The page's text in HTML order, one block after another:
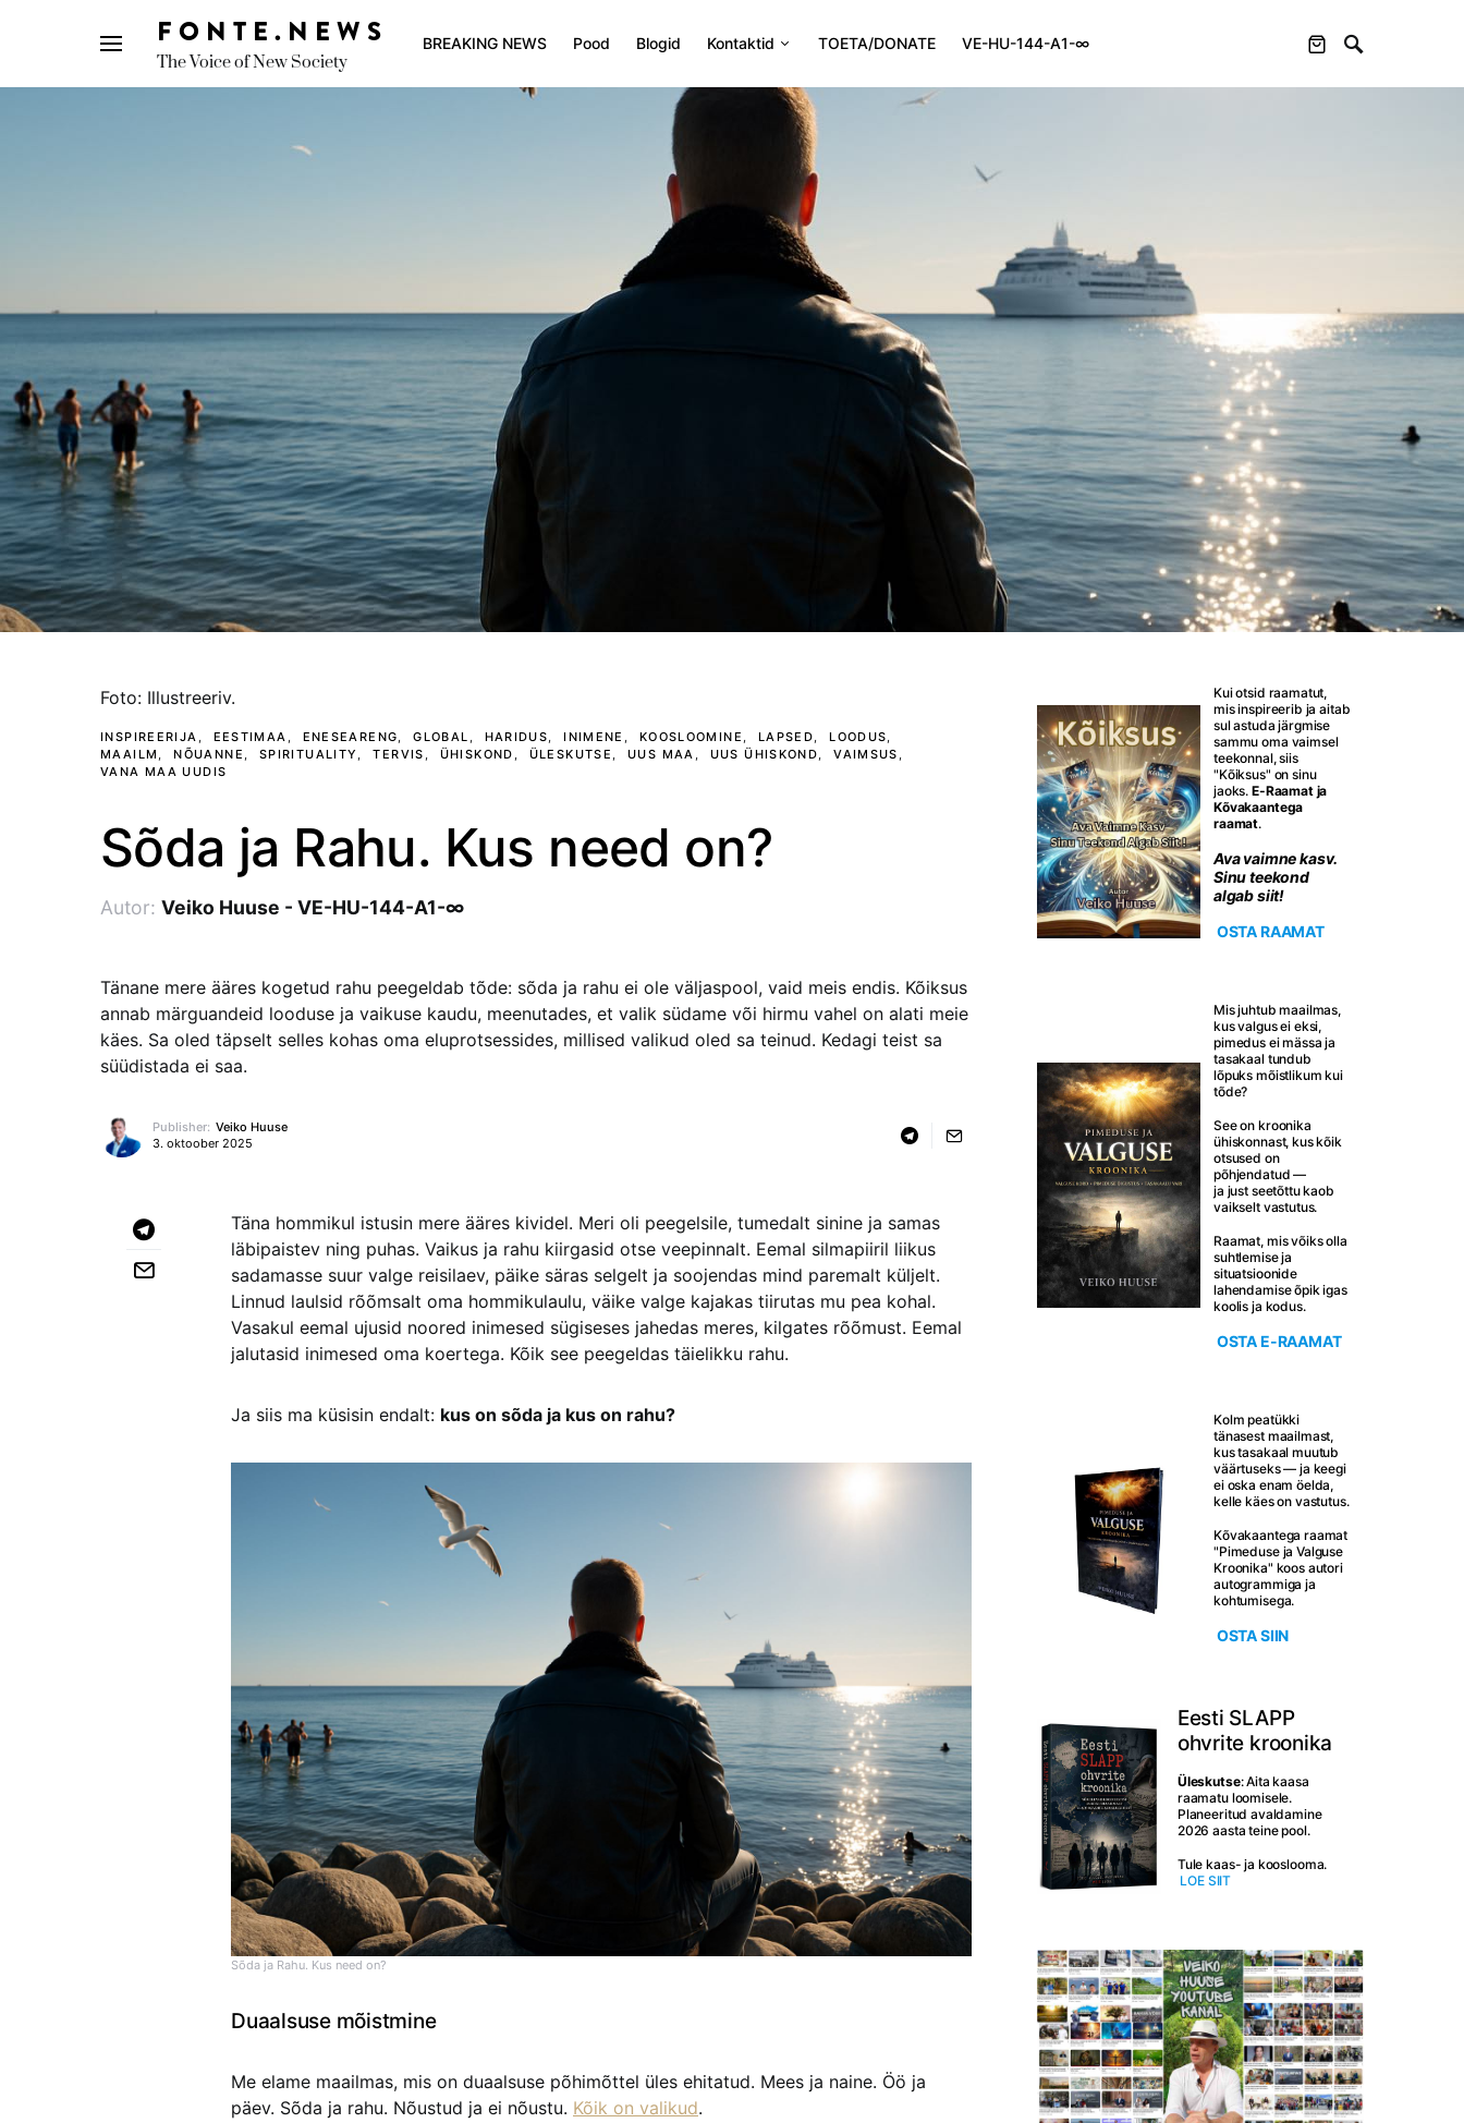
FONTE.NEWS
The Voice of New Society
BREAKING NEWS Pood Blogid Kontaktid TOETA/DONATE VE-HU-144-A1-∞
Search for:
foto: illustreeriv.
INSPIREERIJA EESTIMAA ENESEARENG GLOBAL HARIDUS INIMENE KOOSLOOMINE LAPSED
LOODUS
MAAILM
NÕUANNE SPIRITUALITY TERVIS ÜHISKOND ÜLESKUTSE UUS MAA UUS ÜHISKOND
VAIMSUS
VANA MAA UUDIS
Sõda ja Rahu. Kus need on?
Autor: Veiko Huuse - VE-HU-144-A1-∞
Tänane mere ääres kogetud rahu peegeldab tõde: sõda ja rahu ei ole väljaspool, vaid meis endis. Kõiksus
annab märguandeid looduse ja vaikuse kaudu, meenutades, et valik südame või hirmu vahel on alati meie
käes. Sa oled täpselt selles kohas oma eluprotsessides, millised valikud oled sa teinud. Kedagi teist sa
süüdistada ei saa.
Publisher: Veiko Huuse
3. oktoober 2025
Täna hommikul istusin mere ääres kividel. Meri oli peegelsile, tumedalt sinine ja samas
läbipaistev ning puhas. Vaikus ja rahu kiirgasid otse veepinnalt. Eemal silmapiiril liikus
sadamasse suur valge reisilaev, päike säras selgelt ja soojendas mind paremalt küljelt.
Linnud laulsid rõõmsalt oma hommikulaulu, väike valge kajakas tiirutas mu pea kohal.
Vasakul eemal ujusid noored inimesed sügiseses jahedas meres, kilgates rõõmust. Eemal
jalutasid inimesed oma koertega. Kõik see peegeldas täielikku rahu.
Ja siis ma küsisin endalt: kus on sõda ja kus on rahu?
Sõda ja Rahu. Kus need on?
Duaalsuse mõistmine
Me elame maailmas, mis on duaalsuse põhimõttel üles ehitatud. Mees ja naine. Öö ja
päev. Sõda ja rahu. Nõustud ja ei nõustu. Kõik on valikud.
Kui otsid raamatut,
mis inspireerib ja aitab
sul astuda järgmise
sammu oma vaimsel
teekonnal, siis
"Kõiksus" on sinu
jaoks. E-Raamat ja
Kõvakaantega
raamat.
Ava vaimne kasv.
Sinu teekond
algab siit!
OSTA RAAMAT
Mis juhtub maailmas,
kus valgus ei eksi,
pimedus ei mässa ja
tasakaal tundub
lõpuks mõistlikum kui
tõde?
See on kroonika
ühiskonnast, kus kõik
otsused on
põhjendatud —
ja just seetõttu kaob
vaikselt vastutus.
Raamat, mis võiks olla
suhtlemise ja
situatsioonide
lahendamise õpik igas
koolis ja kodus.
OSTA E-RAAMAT
Kolm peatükki
tänasest maailmast,
kus tasakaal muutub
väärtuseks — ja keegi
ei oska enam öelda,
kelle käes on vastutus.
Kõvakaantega raamat
"Pimeduse ja Valguse
Kroonika" koos autori
autogrammiga ja
kohtumisega.
OSTA SIIN
Eesti SLAPP
ohvrite kroonika
Üleskutse: Aita kaasa
raamatu loomisele.
Planeeritud avaldamine
2026 aasta teine pool.
Tule kaas- ja kooslooma.
LOE SIIT